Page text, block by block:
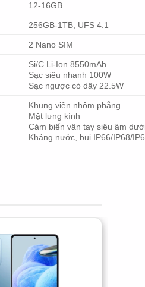
12-16GB
256GB-1TB, UFS 4.1
2 Nano SIM
Si/C Li-Ion 8550mAh
Sạc siêu nhanh 100W
Sạc ngược có dây 22.5W
Khung viền nhôm phẳng
Mặt lưng kính
Cảm biến vân tay siêu âm
Kháng nước, bụi IP66/IP68/